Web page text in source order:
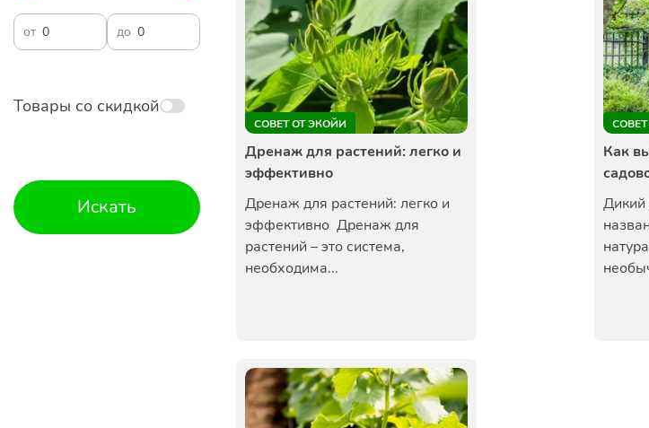
от до
Товары со скидкой
Искать
СОВЕТ ОТ ЭКОЙИ
Дренаж для растений: легко и
эффективно
Дренаж для растений: легко и
эффективно Дренаж для
растений – это система,
необходима...
Как
Дикий